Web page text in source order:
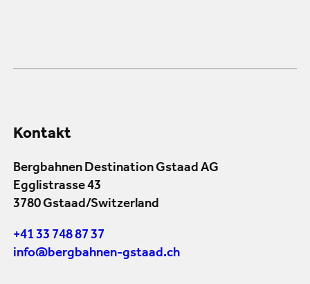
Kontakt
Bergbahnen Destination Gstaad AG
Egglistrasse 43
3780 Gstaad/Switzerland
+41 33 748 87 37
info@bergbahnen-gstaad.ch